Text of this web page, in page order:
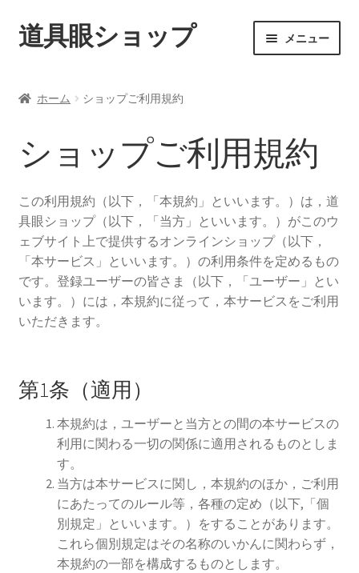
ナ
ビ
ー
ン
へ
キ
ッ
プ
コ
ン
ン
ス
キ
プ
道具眼ショップ メニュー
ー
展
開
配送料について
納期について
カート
ホーム ショップご利用規約
ショップご利用規約
この利用規約（以下，「本規約」といいます。）は，道
具眼ショップ（以下，「当方」といいます。）がこのウ
ェブサイト上で提供するオンラインショップ（以下，
「本サービス」といいます。）の利用条件を定めるもの
です。登録ユーザーの皆さま（以下，「ユーザー」とい
います。）には，本規約に従って，本サービスをご利用
いただきます。
第1条（適用）
本規約は，ユーザーと当方との間の本サービスの
利用に関わる一切の関係に適用されるものとしま
す。
当方は本サービスに関し，本規約のほか，ご利用
にあたってのルール等，各種の定め（以下,「個
別規定」といいます。）をすることがあります。
これら個別規定はその名称のいかんに関わらず，
本規約の一部を構成するものとします。